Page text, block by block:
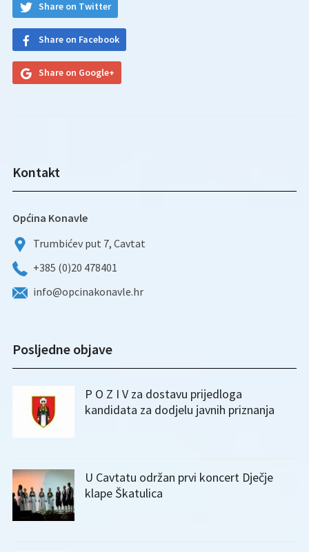
Share on Twitter
Share on Facebook
Share on Google+
Kontakt
Općina Konavle
Trumbićev put 7, Cavtat
+385 (0)20 478401
info@opcinakonavle.hr
Posljedne objave
P O Z I V za dostavu prijedloga
kandidata za dodjelu javnih priznanja
U Cavtatu održan prvi koncert Dječje
klape Škatulica